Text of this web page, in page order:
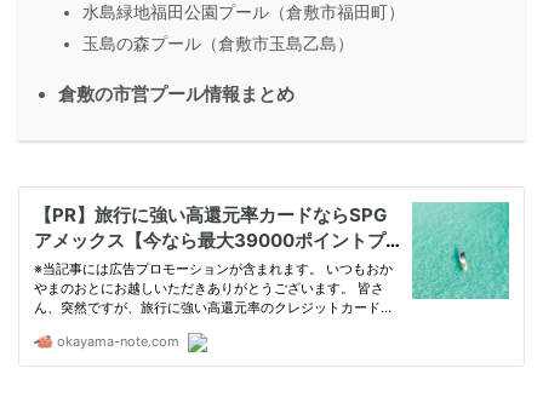
水島緑地福田公園プール（倉敷市福田町）
玉島の森プール（倉敷市玉島乙島）
倉敷の市営プール情報まとめ